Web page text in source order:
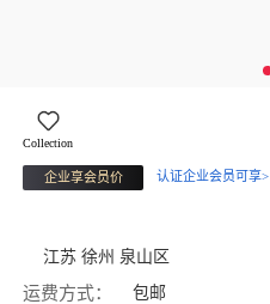
Collection
企业享会员价 认证企业会员可享>
江苏 徐州 泉山区
运费方式： 包邮